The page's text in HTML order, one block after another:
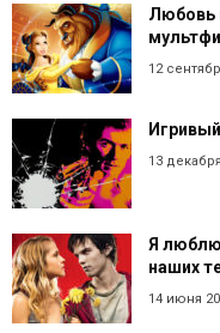
Любовь
12
13
Я люблю
наших
14 июня